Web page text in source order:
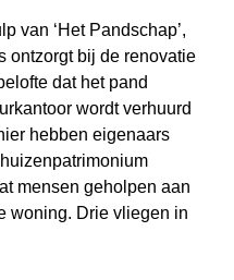
van ‘Het Pandschap’,
ontzorgt bij de renovatie
dat het pand
wordt verhuurd
hebben eigenaars
mensen geholpen aan
woning. Drie vliegen in